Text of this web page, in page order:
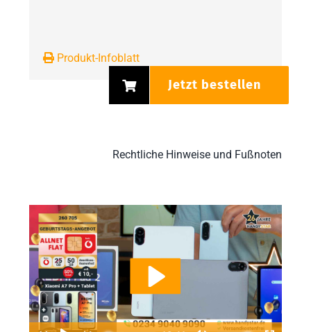
Produkt-Infoblatt
Jetzt bestellen
Rechtliche Hinweise und Fußnoten